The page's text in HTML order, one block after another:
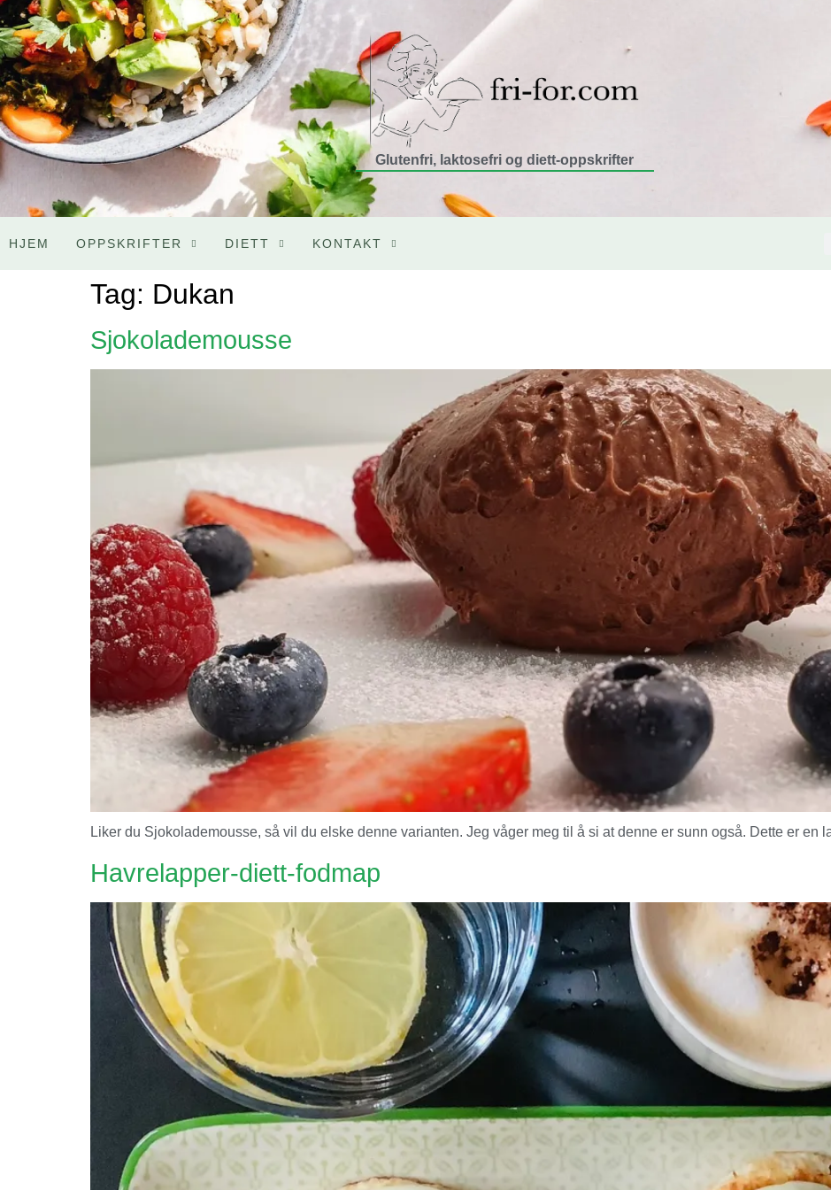
Glutenfri, laktosefri og diett-oppskrifter
HJEM OPPSKRIFTER DIETT KONTAKT
Tag: Dukan
Sjokolademousse
Liker du Sjokolademousse, så vil du elske denne varianten. Jeg våger meg til å si at denne er sunn også. Dette er en
Havrelapper-diett-fodmap